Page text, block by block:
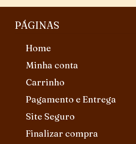
PÁGINAS
Home
Minha conta
Carrinho
Pagamento e Entrega
Site Seguro
Finalizar compra